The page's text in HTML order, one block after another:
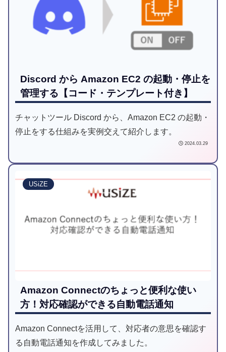
Discord から Amazon EC2 の起動・停止を
管理する【コード・テンプレート付き】
チャットツール Discord から、Amazon EC2 の起動・
停止をする仕組みを実例交えて紹介します。
2024.03.29
USiZE
Amazon Connectのちょっと便利な使い
方！対応確認ができる自動電話通知
Amazon Connectを活用して、対応者の意思を確認す
る自動電話通知を作成してみました。